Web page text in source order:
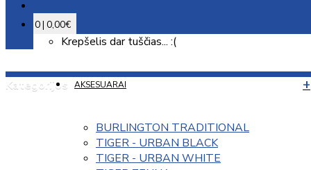
0 | 0,00€
Krepšelis dar tuščias... :(
Kategorijos AKSESUARAI
BURLINGTON TRADITIONAL
TIGER - URBAN BLACK
TIGER - URBAN WHITE